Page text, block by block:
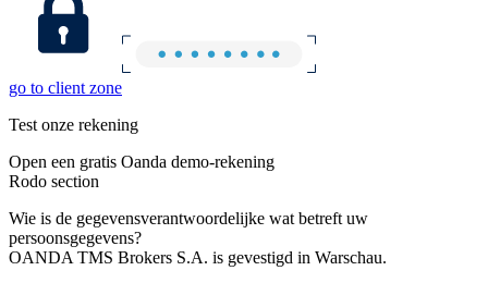
go to client zone
Test onze rekening
Open een gratis Oanda demo-rekening
Rodo section
Wie is de gegevensverantwoordelijke wat betreft uw
persoonsgegevens?
OANDA TMS Brokers S.A. is gevestigd in Warschau.